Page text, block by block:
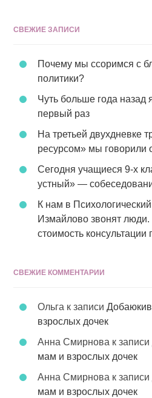
СВЕЖИЕ ЗАПИСИ
Почему мы ссоримся с
политики?
Чуть больше года назад
первый раз
На третьей двухдневке
ресурсом» мы говорили
Сегодня учащиеся 9-х
устный» —
К нам в
Измайлово звонят
стоимость консультации
СВЕЖИЕ КОММЕНТАРИИ
Ольга к записи
взрослых дочек
Анна Смирнова к записи
мам и взрослых дочек
Анна Смирнова к записи
мам и взрослых дочек